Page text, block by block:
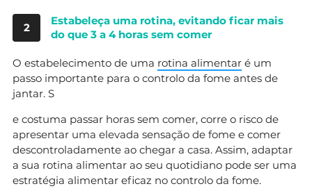
2
Estabeleça uma rotina, evitando ficar mais
do que 3 a 4 horas sem comer
O estabelecimento de uma rotina alimentar é um
passo importante para o controlo da fome antes de
jantar. S
e costuma passar horas sem comer, corre o risco de
apresentar uma elevada sensação de fome e comer
descontroladamente ao chegar a casa. Assim, adaptar
a sua rotina alimentar ao seu quotidiano pode ser uma
estratégia alimentar eficaz no controlo da fome.